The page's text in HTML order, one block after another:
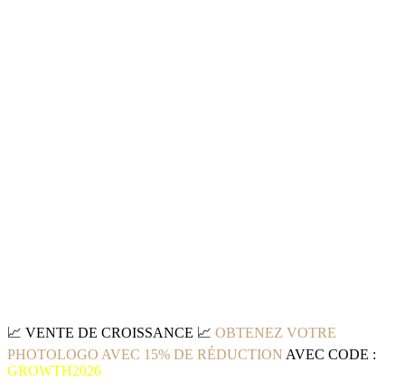
📈 VENTE DE CROISSANCE 📈 OBTENEZ VOTRE
PHOTOLOGO AVEC 15% DE RÉDUCTION AVEC CODE :
GROWTH2026